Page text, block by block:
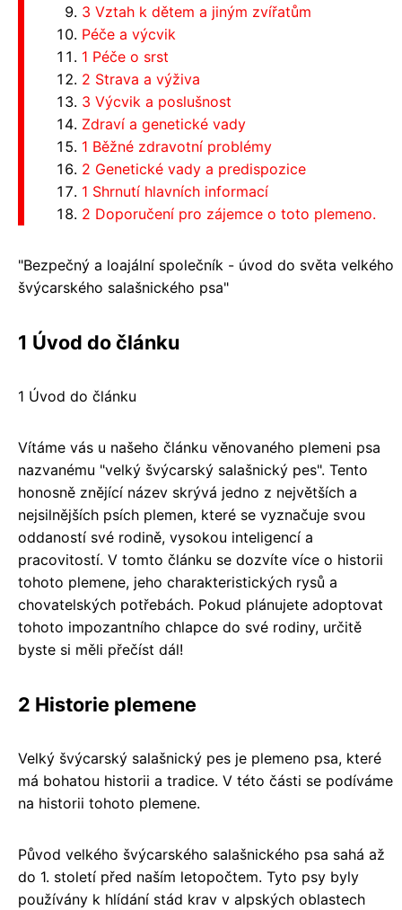
3 Vztah k dětem a jiným zvířatům
Péče a výcvik
1 Péče o srst
2 Strava a výživa
3 Výcvik a poslušnost
Zdraví a genetické vady
1 Běžné zdravotní problémy
2 Genetické vady a predispozice
1 Shrnutí hlavních informací
2 Doporučení pro zájemce o toto plemeno.
"Bezpečný a loajální společník - úvod do světa velkého
švýcarského salašnického psa"
1 Úvod do článku
1 Úvod do článku
Vítáme vás u našeho článku věnovaného plemeni psa
nazvanému "velký švýcarský salašnický pes". Tento
honosně znějící název skrývá jedno z největších a
nejsilnějších psích plemen, které se vyznačuje svou
oddaností své rodině, vysokou inteligencí a
pracovitostí. V tomto článku se dozvíte více o historii
tohoto plemene, jeho charakteristických rysů a
chovatelských potřebách. Pokud plánujete adoptovat
tohoto impozantního chlapce do své rodiny, určitě
byste si měli přečíst dál!
2 Historie plemene
Velký švýcarský salašnický pes je plemeno psa, které
má bohatou historii a tradice. V této části se podíváme
na historii tohoto plemene.
Původ velkého švýcarského salašnického psa sahá až
do 1. století před naším letopočtem. Tyto psy byly
používány k hlídání stád krav v alpských oblastech